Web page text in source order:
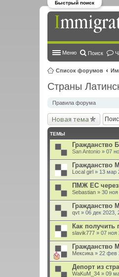
Меню Поиск
Список форумов
Быстрый поиск
Страны
Правила форума
Новая тема
ТЕМЫ
Гражданство
San Antonio » 07
Гражданство
Local girl » 13 мар
ПМЖ ЕС
Sebastian » 30
Гражданство
qvt » 06 дек 2023,
Как получить
slavik777 » 07 ноя
Гражданство
Мексика » 22 фев
Депорт из
WaKuM_34 » 09